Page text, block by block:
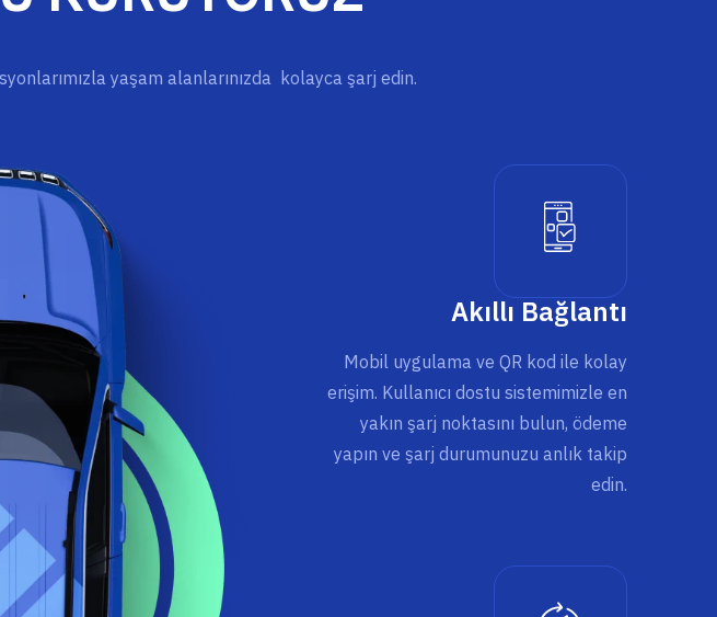
yaşam alanlarınızda kolayca şarj edin.
Akıllı Bağlantı
Mobil uygulama ve QR kod ile kolay
erişim. Kullanıcı dostu sistemimizle en
yakın şarj noktasını bulun, ödeme
yapın ve şarj durumunuzu anlık takip
edin.